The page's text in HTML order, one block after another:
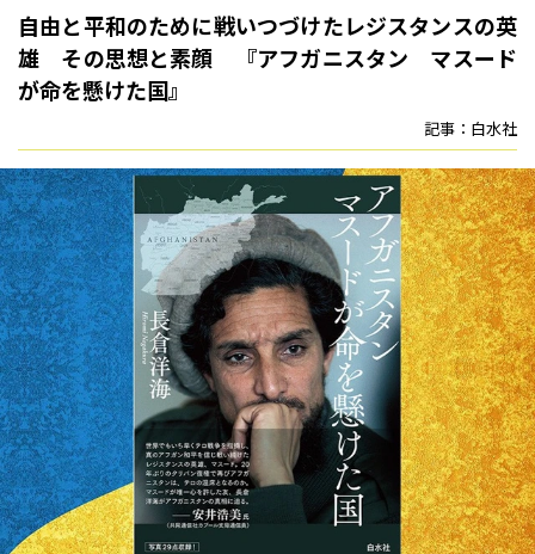
自由と平和のために戦いつづけたレジスタンスの英
雄 その思想と素顔 『アフガニスタン マスード
が命を懸けた国』
記事：白水社